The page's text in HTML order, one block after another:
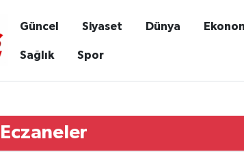
Güncel Siyaset Dünya
Sağlık Spor